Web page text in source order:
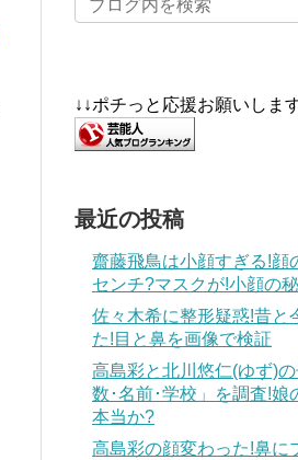
↓↓ポチっと応援お願いします
最近の投稿
齋藤飛鳥は小顔すぎる!顔
センチ?マスクが!小顔の
佐々木希に整形疑惑!昔と
た!目と鼻を画像で検証
高島彩と北川悠仁(ゆず)の
数･名前･学校」を調査!娘
本当か?
高島彩の顔変わった!鼻に